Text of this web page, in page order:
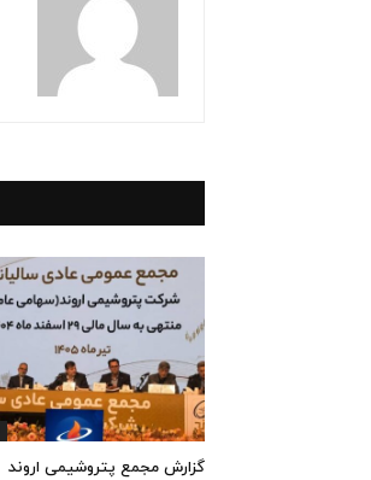
گزارش مجمع پتروشیمی اروند